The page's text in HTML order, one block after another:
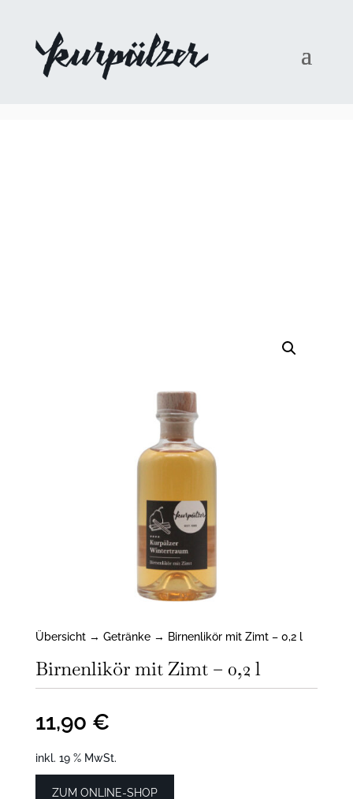
Übersicht→ Getränke→ Birnenlikör mit Zimt – 0,2 l
Birnenlikör mit Zimt – 0,2 l
11,90 €
inkl. 19 % MwSt.
ZUM ONLINE-SHOP